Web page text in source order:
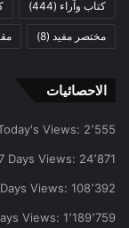
كتاب وآراء (444)
مختصر مفيد (8)
الاحصائيات
Views: 2٬555
Days Views: 24٬871
Views: 108٬392
Views: 1٬189٬759